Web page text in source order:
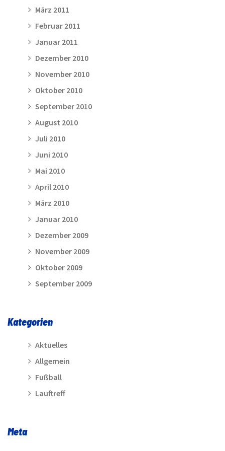
März 2011
Februar 2011
Januar 2011
Dezember 2010
November 2010
Oktober 2010
September 2010
August 2010
Juli 2010
Juni 2010
Mai 2010
April 2010
März 2010
Januar 2010
Dezember 2009
November 2009
Oktober 2009
September 2009
Kategorien
Aktuelles
Allgemein
Fußball
Lauftreff
Meta